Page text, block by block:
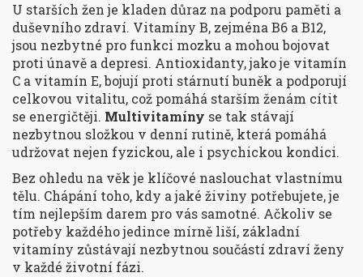
U starších žen je kladen důraz na podporu paměti a
duševního zdraví. Vitamíny B, zejména B6 a B12,
jsou nezbytné pro funkci mozku a mohou bojovat
proti únavě a depresi. Antioxidanty, jako je vitamín
C a vitamín E, bojují proti stárnutí buněk a podporují
celkovou vitalitu, což pomáhá starším ženám cítit
se energičtěji. Multivitamíny se tak stávají
nezbytnou složkou v denní rutině, která pomáhá
udržovat nejen fyzickou, ale i psychickou kondici.
Bez ohledu na věk je klíčové naslouchat vlastnímu
tělu. Chápání toho, kdy a jaké živiny potřebujete, je
tím nejlepším darem pro vás samotné. Ačkoliv se
potřeby každého jedince mírně liší, základní
vitamíny zůstávají nezbytnou součástí zdraví ženy
v každé životní fázi.